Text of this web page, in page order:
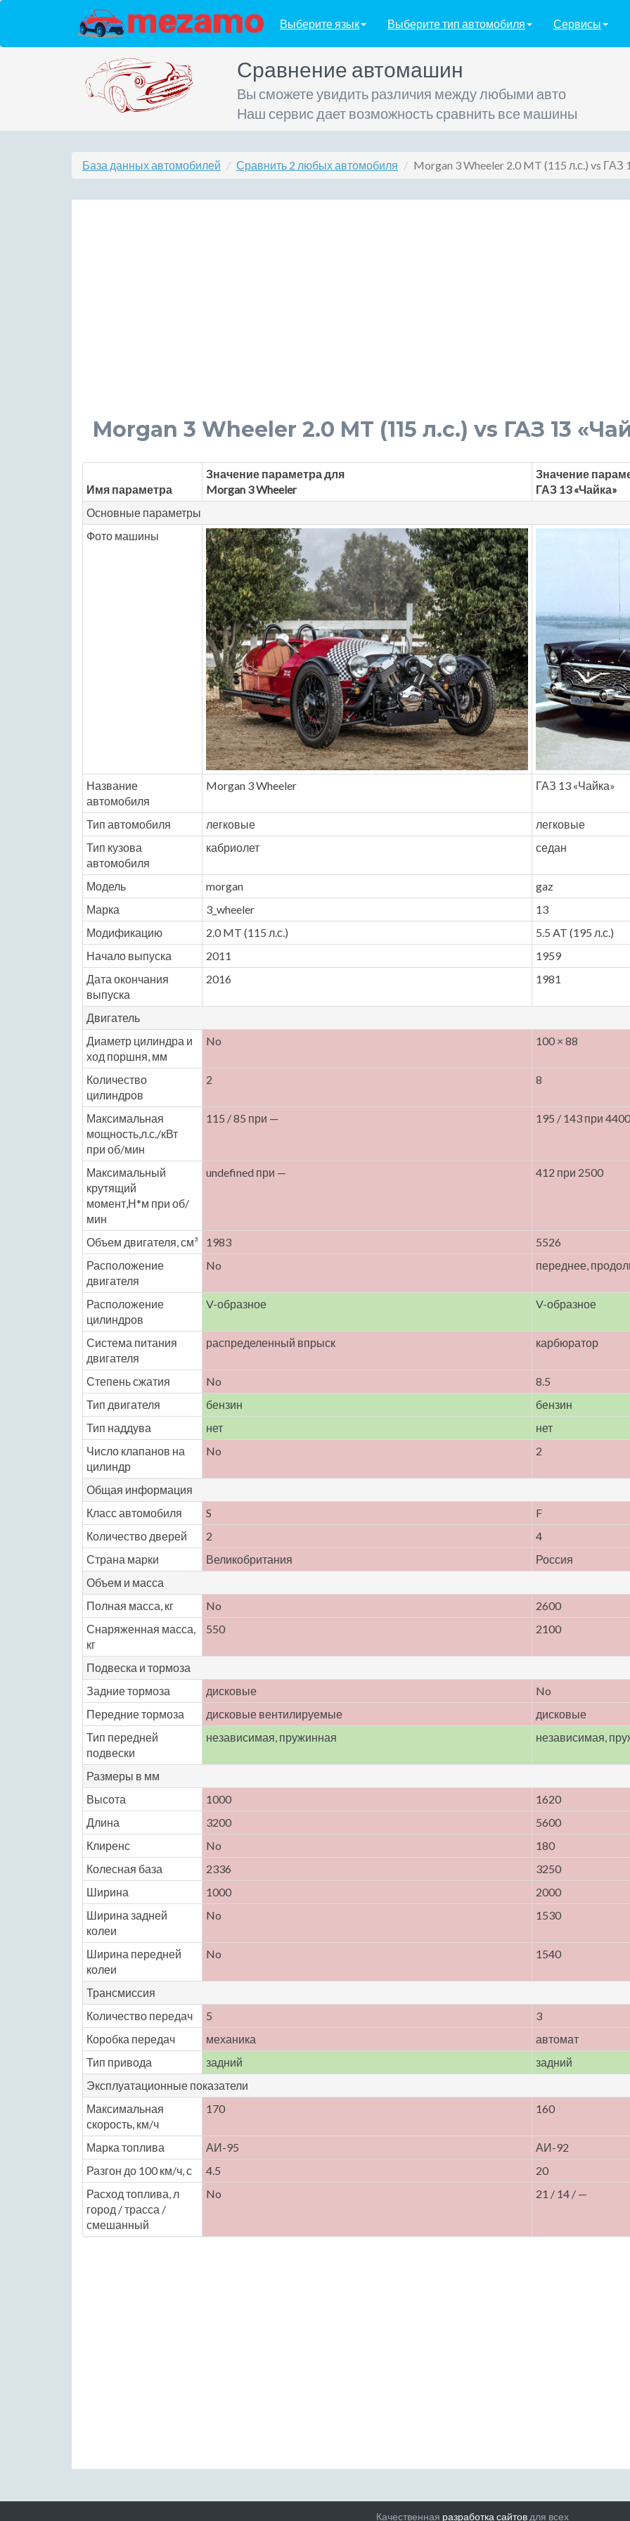
Выберите язык Выберите тип автомобиля Сервисы
Сравнение автомашин
Вы сможете увидить различия между любыми авто
Наш сервис дает возможность сравнить все машины
База данных автомобилей Сравнить 2 любых автомобиля Morgan 3 Wheeler 2.0 MT (115 л.с.) vs ГАЗ
Morgan 3 Wheeler 2.0 MT (115 л.с.) vs ГАЗ 13
Имя параметра
Значение параметра для
Morgan 3 Wheeler
Значение
ГАЗ 13 «Чайка»
Основные параметры
Фото машины
Название
автомобиля
Morgan 3 Wheeler ГАЗ 13 «Чайка»
Тип автомобиля легковые
легковые
Тип кузова
автомобиля
кабриолет седан
Модель morgan
gaz
Марка
3_wheeler
13
Модификацию
2.0 MT (115 л.с.)
5.5 AT (195 л.с.)
Начало выпуска
2011
1959
Дата окончания
выпуска
2016 1981
Двигатель
Диаметр цилиндра и
ход поршня, мм
No 100 × 88
Количество
цилиндров
2 8
Максимальная
мощность,л.с./кВт
при об/мин
115 / 85 при — 195 / 143 при 4400
Максимальный
крутящий
момент,Н*м при об/
мин
undefined при — 412 при 2500
Объем двигателя, см³ 1983
5526
Расположение
двигателя
No переднее,
Расположение
цилиндров
V-образное V-образное
Система питания
двигателя
распределенный впрыск карбюратор
Степень сжатия No
8.5
Тип двигателя
бензин
бензин
Тип наддува
нет
нет
Число клапанов на
цилиндр
No 2
Общая информация
Класс автомобиля
S
F
Количество дверей
2
4
Страна марки
Великобритания
Россия
Объем и масса
Полная масса, кг
No
2600
Снаряженная масса,
кг
550 2100
Подвеска и тормоза
Задние тормоза
дисковые
No
Передние тормоза
дисковые вентилируемые
дисковые
Тип передней
подвески
независимая, пружинная независимая,
Размеры в мм
Высота
1000
1620
Длина
3200
5600
Клиренс
No
180
Колесная база
2336
3250
Ширина
1000
2000
Ширина задней
колеи
No 1530
Ширина передней
колеи
No 1540
Трансмиссия
Количество передач
5
3
Коробка передач
механика
автомат
Тип привода
задний
задний
Эксплуатационные показатели
Максимальная
скорость, км/ч
170 160
Марка топлива АИ-95
АИ-92
Разгон до 100 км/ч, с
4.5
20
Расход топлива, л
город / трасса /
смешанный
No 21 / 14 / —
Качественная разработка сайтов для всех